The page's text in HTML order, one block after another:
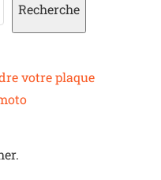
Recherche
votre plaque